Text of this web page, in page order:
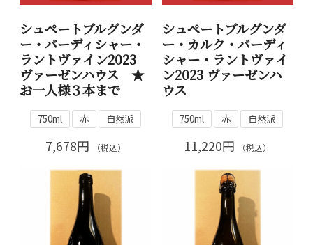
シュペートブルグンダ
ー・バーディシャー・
ラントヴァイン2023
ヴァーゼンハウス ★
お一人様３本まで
750ml 赤 自然派
7,678円 （税込）
シュペートブルグンダ
ー・カルク・バーディ
シャー・ラントヴァイ
ン2023 ヴァーゼンハ
ウス
750ml 赤 自然派
11,220円 （税込）